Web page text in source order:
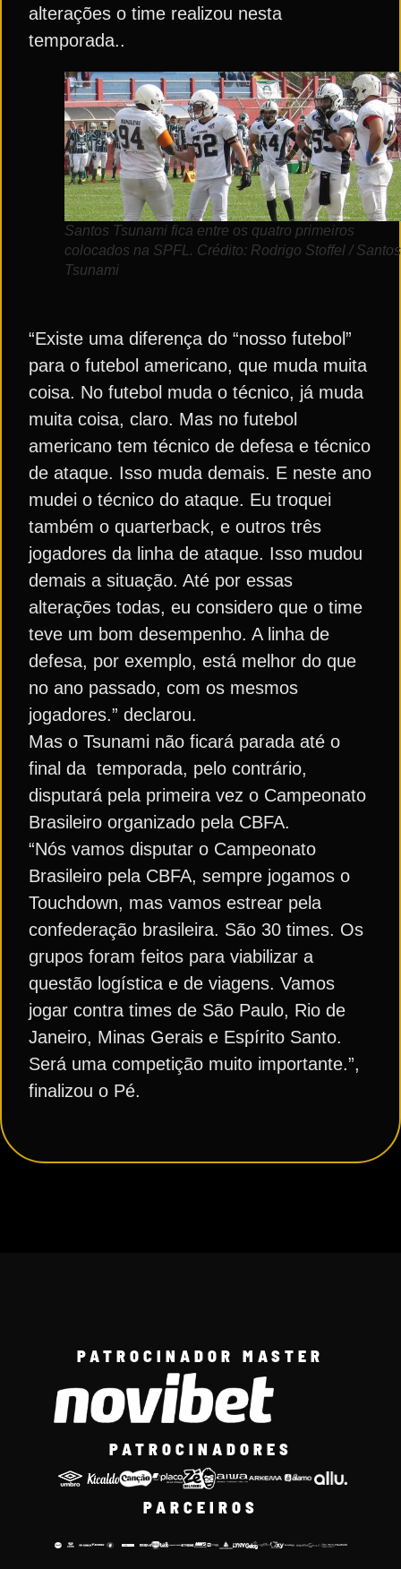
alterações o time realizou nesta
temporada..
Santos Tsunami fica entre os quatro primeiros
colocados na SPFL. Crédito: Rodrigo Stoffel / Santos
Tsunami
“Existe uma diferença do “nosso futebol”
para o futebol americano, que muda muita
coisa. No futebol muda o técnico, já muda
muita coisa, claro. Mas no futebol
americano tem técnico de defesa e técnico
de ataque. Isso muda demais. E neste ano
mudei o técnico do ataque. Eu troquei
também o quarterback, e outros três
jogadores da linha de ataque. Isso mudou
demais a situação. Até por essas
alterações todas, eu considero que o time
teve um bom desempenho. A linha de
defesa, por exemplo, está melhor do que
no ano passado, com os mesmos
jogadores.” declarou.
Mas o Tsunami não ficará parada até o
final da temporada, pelo contrário,
disputará pela primeira vez o Campeonato
Brasileiro organizado pela CBFA.
“Nós vamos disputar o Campeonato
Brasileiro pela CBFA, sempre jogamos o
Touchdown, mas vamos estrear pela
confederação brasileira. São 30 times. Os
grupos foram feitos para viabilizar a
questão logística e de viagens. Vamos
jogar contra times de São Paulo, Rio de
Janeiro, Minas Gerais e Espírito Santo.
Será uma competição muito importante.”,
finalizou o Pé.
PATROCINADOR MASTER
PATROCINADORES
PARCEIROS